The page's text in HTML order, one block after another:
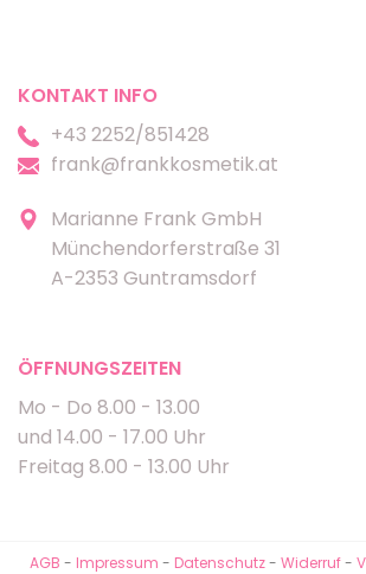
KONTAKT INFO
+43 2252/851428
frank@frankkosmetik.at
Marianne Frank GmbH
Münchendorferstraße 31
A-2353 Guntramsdorf
ÖFFNUNGSZEITEN
Mo - Do 8.00 - 13.00
und 14.00 - 17.00 Uhr
Freitag 8.00 - 13.00 Uhr
AGB - Impressum - Datenschutz- Widerruf-